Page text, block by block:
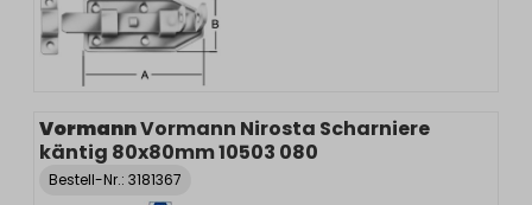
VormannVormann Nirosta Scharniere
käntig 80x80mm 10503 080
Bestell-Nr.: 3181367